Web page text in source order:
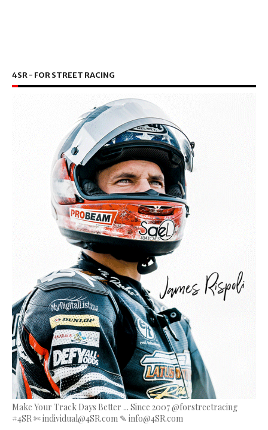
4SR - FOR STREET RACING
Make Your Track Days Better ... Since 2007 @forstreetracing
#4SR ✄ individual@4SR.com ✎ info@4SR.com